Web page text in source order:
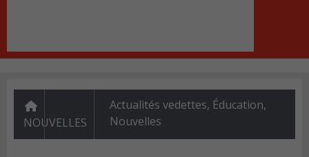
NOUVELLES
Actualités vedettes, Éducation,
Nouvelles